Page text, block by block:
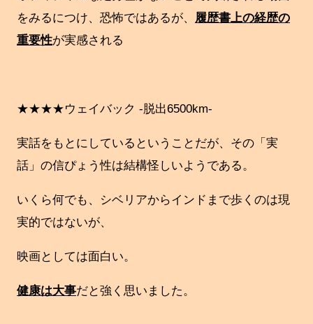
をみるにつけ、恐怖ではあるが、 履歴書上の経歴の
重要性が実感される
★★★★ウェイバック -脱出6500km-
実話をもとにしているということだが、その「実
話」の信ぴょう性は結構怪しいようである。
いくら何でも、シベリアからインドまで歩くのは現
実的ではないが、
映画としては面白い。
健康は大事だと強く思いました。